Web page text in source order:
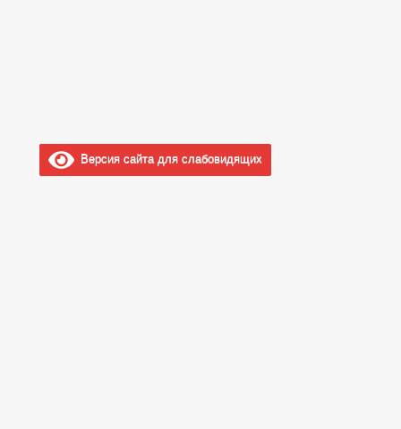
Версия сайта для слабовидящих